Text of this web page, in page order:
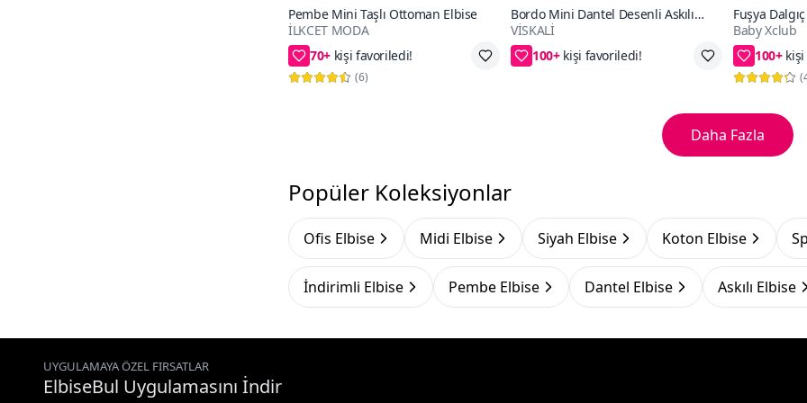
Pembe Mini Taşlı Ottoman Elbise
İLKCET MODA
70+
50₺ daha az öde
(6)
Bordo Mini Dantel Desenli Askılı
Volanlı Elbise
VİSKALİ
100+
68₺ daha az öde
Fuşya
Baby Xclub
100+
S,M,L
(
Daha Fazla
Popüler Koleksiyonlar
Ofis Elbise Midi Elbise Siyah Elbise Koton Elbise
İndirimli Elbise Pembe Elbise Dantel Elbise Askılı Elbise
UYGULAMAYA ÖZEL FIRSATLAR
ElbiseBul Uygulamasını İndir